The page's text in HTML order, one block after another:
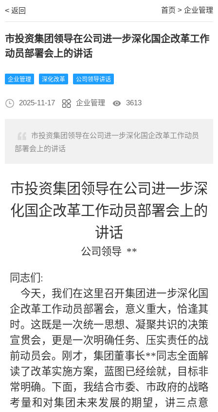
< 返回 首页 > 企业管理
市投资集团领导在公司进一步深化国企改革工作
动员部署会上的讲话
企业管理 深化改革 公司领导讲话
2025-11-17 企业管理 3613
市投资集团领导在公司进一步深化国企改革工作动员
部署会上的讲话
市投资集团领导在公司进一步深
化国企改革工作动员部署会上的
讲话
公司领导 **
同志们 :
今天， 我们 在这里召开集团进一步深化国
企改革工作动员部署会，意义重大，恰逢其
时。这既是一次统一思想、凝聚共识的决策
宣贯会，更是一次明确任务、压实责任的战
前动员会。刚才，集团董事长** 同志全面解
读了改革实施方案，蓝图已经绘就，目标非
常明确。下面，我结合市委、市政府的战略
考量和对集团未来发展的期望，讲三点意